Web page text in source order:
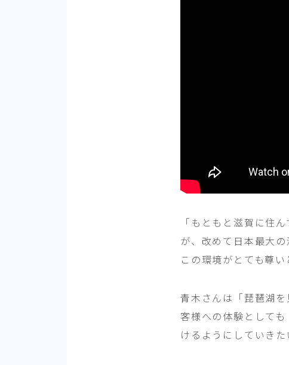
「もともと滋賀に住
が、改めて日本最大
この環境がとても尊
青木さんは「琵琶湖
客様への体験として
けるようにしていきた